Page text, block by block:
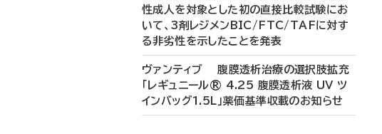
性成人を対象とした初の直接比較試験にお
いて、3剤レジメンBIC/FTC/TAFに対す
る非劣性を示したことを発表
ヴァンティブ 腹膜透析治療の選択肢拡充
「レギュニール® 4.25 腹膜透析液 UV ツ
インバッグ1.5L」薬価基準収載のお知らせ